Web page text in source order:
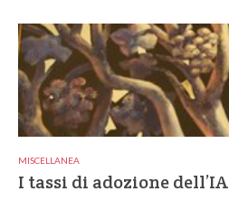
MISCELLANEA
I tassi di adozione dell’IA